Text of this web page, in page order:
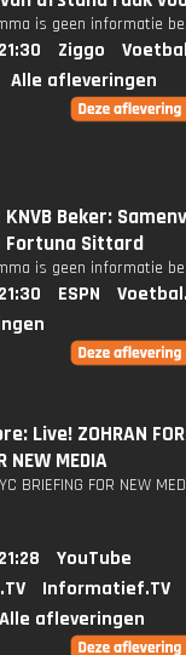
is geen informatie
Ziggo
Alle afleveringen
Beker:
Fortuna Sittard
is geen informatie
ESPN
Live! ZOHRAN
NEW MEDIA
BRIEFING FOR NEW
YouTube
Informatief.TV
Alle afleveringen